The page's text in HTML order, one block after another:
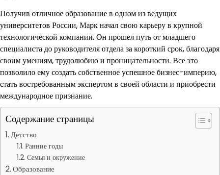
Получив отличное образование в одном из ведущих
университетов России, Марк начал свою карьеру в крупной
технологической компании. Он прошел путь от младшего
специалиста до руководителя отдела за короткий срок, благодаря
своим умениям, трудолюбию и проницательности. Все это
позволило ему создать собственное успешное бизнес-империю,
стать востребованным экспертом в своей области и приобрести
международное признание.
Содержание страницы
Детство
Ранние годы
Семья и окружение
Образование